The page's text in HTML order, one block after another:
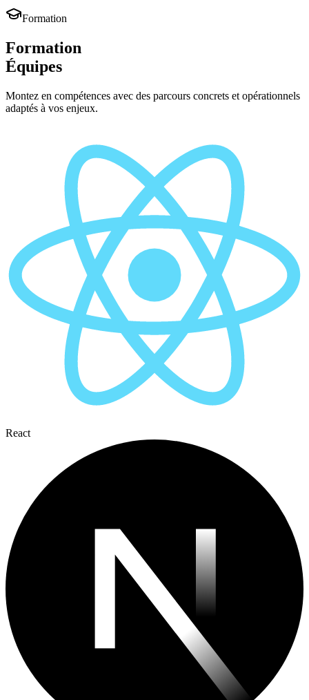
Formation
Formation
Équipes
Montez en compétences avec des parcours concrets et opérationnels
adaptés à vos enjeux.
React